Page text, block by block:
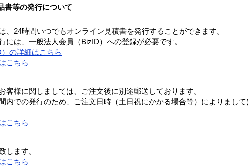
書等の発行について
、24時間いつでもオンライン見積書を発行することができます。
には、一般法人会員（BizID）への登録が必要です。
の詳細はこちら
こちら
客様に関しましては、ご注文後に別途郵送しております。
内での発行のため、ご注文日時（土日祝にかかる場合等）によりまし
こちら
します。
こちら